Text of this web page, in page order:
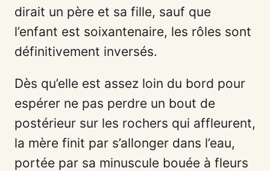
dirait un père et sa fille, sauf que
l’enfant est soixantenaire, les rôles sont
définitivement inversés.
Dès qu’elle est assez loin du bord pour
espérer ne pas perdre un bout de
postérieur sur les rochers qui affleurent,
la mère finit par s’allonger dans l’eau,
portée par sa minuscule bouée à fleurs